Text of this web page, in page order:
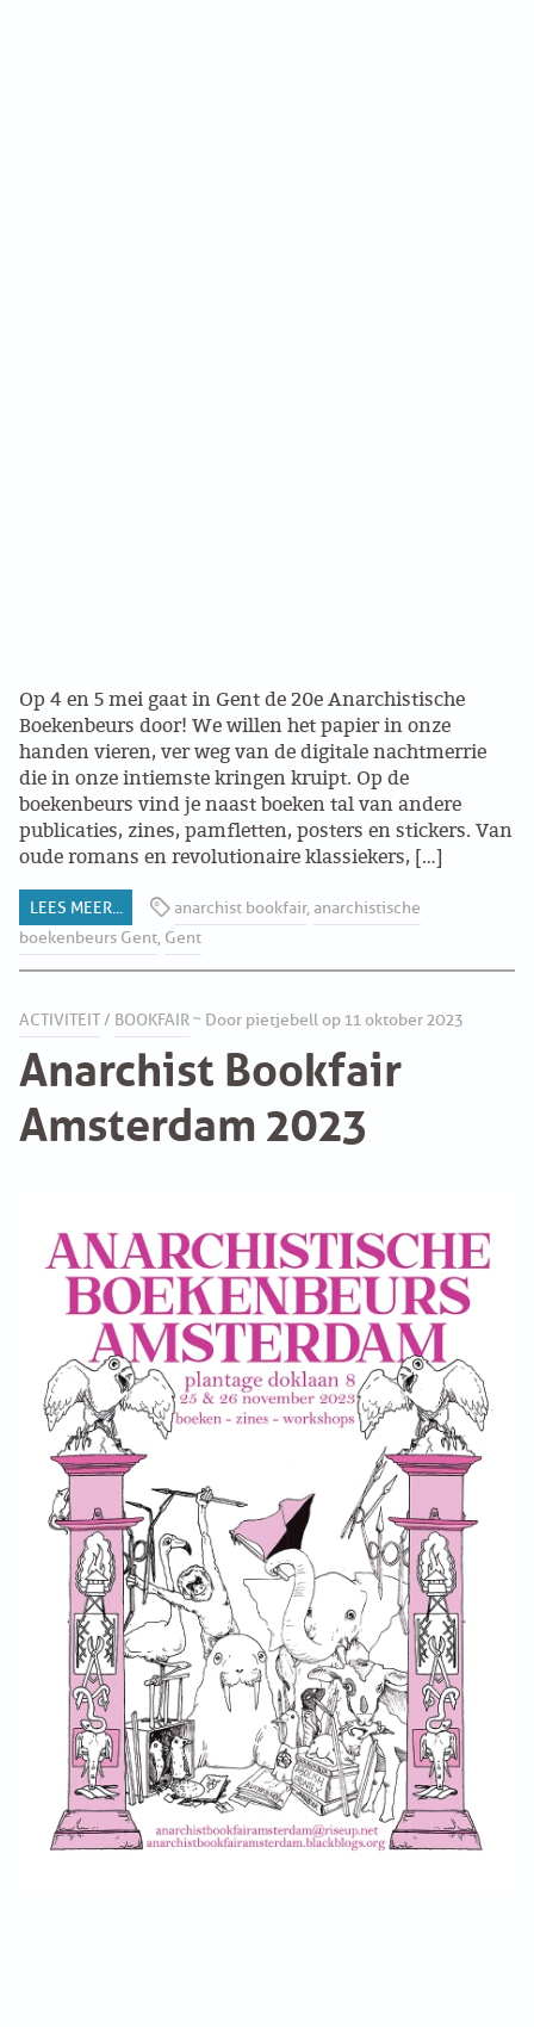
Op 4 en 5 mei gaat in Gent de 20e Anarchistische
Boekenbeurs door! We willen het papier in onze
handen vieren, ver weg van de digitale nachtmerrie
die in onze intiemste kringen kruipt. Op de
boekenbeurs vind je naast boeken tal van andere
publicaties, zines, pamfletten, posters en stickers. Van
oude romans en revolutionaire klassiekers, […]
LEES MEER... anarchist bookfair, anarchistische
boekenbeurs Gent, Gent
ACTIVITEIT/ BOOKFAIR~ Door pietjebell op 11 oktober 2023
Anarchist Bookfair
Amsterdam 2023